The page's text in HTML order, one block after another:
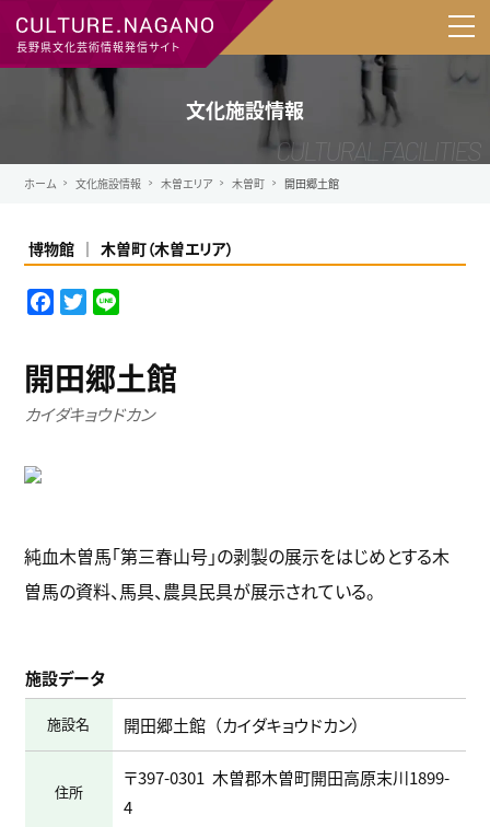
長野県文化芸術情報発信サイト
文化施設情報
ホーム 文化施設情報 木曽エリア 木曽町 開田郷土館
博物館 木曽町（木曽エリア）
F
e
b
T
t
t
e
開田郷土館
カイダキョウドカン
純血木曽馬「第三春山号」の剥製の展示をはじめとする木
曽馬の資料、馬具、農具民具が展示されている。
施設データ
施設名 開田郷土館 カイダキョウドカン
住所
〒397-0301 木曽郡木曽町開田高原末川1899-
4